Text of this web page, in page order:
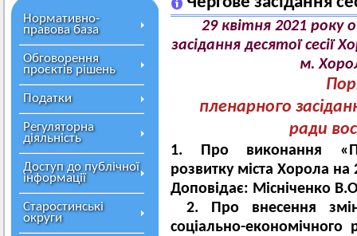
Нормативно-
правова база
Обговорення
проєктів рішень
Податки
Регуляторна
діяльність
Доступ до публічної
інформації
Старостинські
округи
29 квітня 2021 року
засідання десятої сесії
м.
пленарного
ради
1. Про виконання
розвитку міста Хорола на
Доповідає: Місніченко
2.
Про внесення
соціально-економічного